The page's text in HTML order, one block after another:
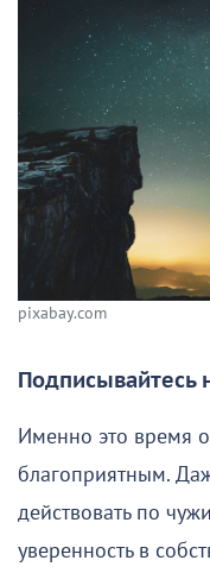
pixabay.com
Подписывайтесь
Именно это время
благоприятным.
действовать по
уверенность в